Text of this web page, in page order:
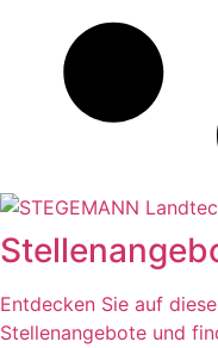
Entdecken Sie auf
Stellenangebote und